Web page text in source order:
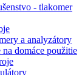
- tlakomer
a analyzátory
domáce použitie